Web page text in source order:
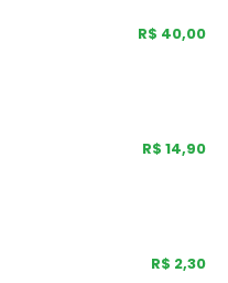
R$ 40,00
R$ 14,90
R$ 2,30